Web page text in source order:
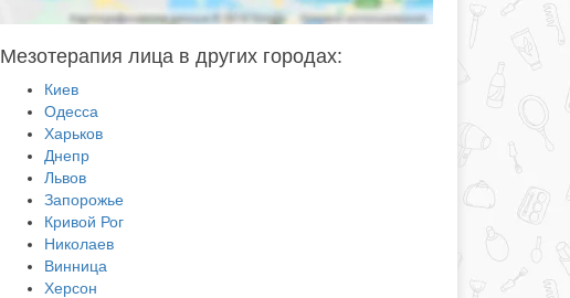
Мезотерапия лица в других городах:
Киев
Одесса
Харьков
Днепр
Львов
Запорожье
Кривой Рог
Николаев
Винница
Херсон